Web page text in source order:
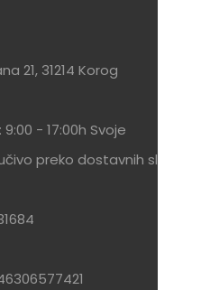
21, 31214 Korog
- 17:00h Svoje
preko dostavnih službi